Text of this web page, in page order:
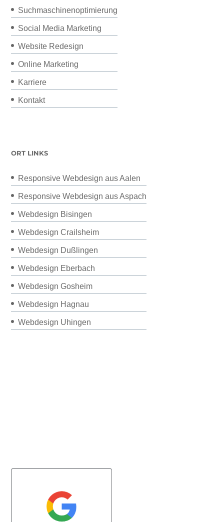
Suchmaschinenoptimierung
Social Media Marketing
Website Redesign
Online Marketing
Karriere
Kontakt
ORT LINKS
Responsive Webdesign aus Aalen
Responsive Webdesign aus Aspach
Webdesign Bisingen
Webdesign Crailsheim
Webdesign Dußlingen
Webdesign Eberbach
Webdesign Gosheim
Webdesign Hagnau
Webdesign Uhingen